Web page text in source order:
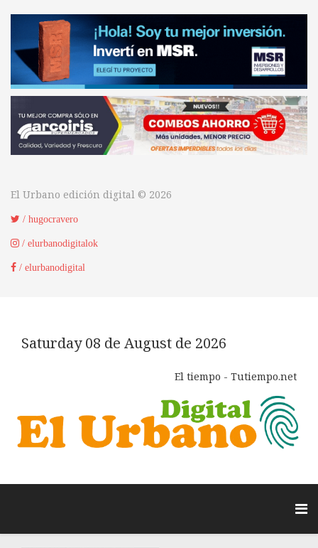
El Urbano edición digital © 2026
/ hugocravero
/ elurbanodigitalok
/ elurbanodigital
Saturday 08 de August de 2026
El tiempo - Tutiempo.net